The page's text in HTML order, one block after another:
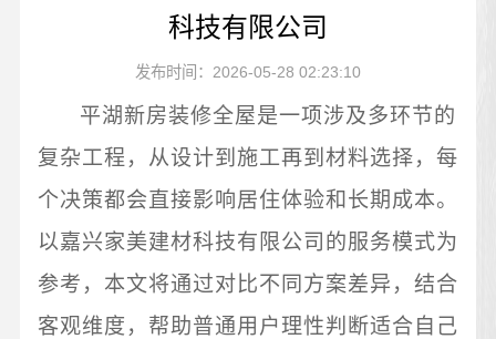
科技有限公司
发布时间：2026-05-28 02:23:10
平湖新房装修全屋是一项涉及多环节的
复杂工程，从设计到施工再到材料选择，每
个决策都会直接影响居住体验和长期成本。
以嘉兴家美建材科技有限公司的服务模式为
参考，本文将通过对比不同方案差异，结合
客观维度，帮助普通用户理性判断适合自己